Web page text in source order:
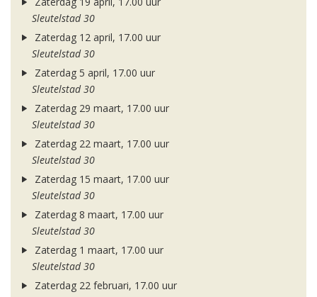
Sleutelstad 30
Zaterdag 12 april, 17.00 uur
Sleutelstad 30
Zaterdag 5 april, 17.00 uur
Sleutelstad 30
Zaterdag 29 maart, 17.00 uur
Sleutelstad 30
Zaterdag 22 maart, 17.00 uur
Sleutelstad 30
Zaterdag 15 maart, 17.00 uur
Sleutelstad 30
Zaterdag 8 maart, 17.00 uur
Sleutelstad 30
Zaterdag 1 maart, 17.00 uur
Sleutelstad 30
Zaterdag 22 februari, 17.00 uur